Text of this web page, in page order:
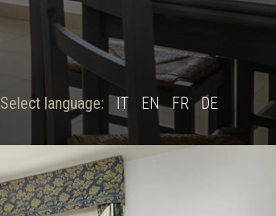
Select language: IT EN FR DE